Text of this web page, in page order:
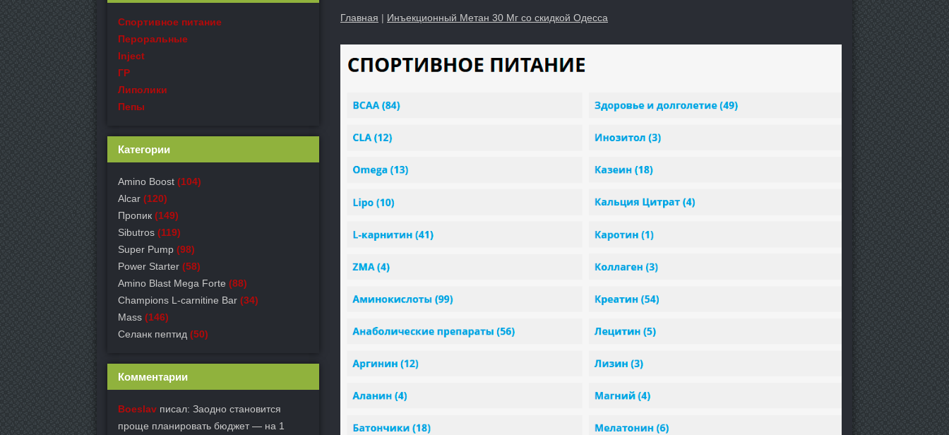
Главная | Инъекционный Метан 30 Мг со скидкой Одесса
Спортивное питание
Пероральные
Inject
ГР
Липолики
Пепы
Категории
Amino Boost (104)
Alcar (120)
Пропик (149)
Sibutros (119)
Super Pump (98)
Power Starter (58)
Amino Blast Mega Forte (88)
Champions L-carnitine Bar (34)
Mass (146)
Селанк пептид (50)
Комментарии
Boeslav писал: Заодно становится
проще планировать бюджет — на 1